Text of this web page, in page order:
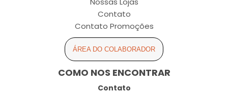
Contato
Contato Promoções
ÁREA DO COLABORADOR
COMO NOS ENCONTRAR
Contato